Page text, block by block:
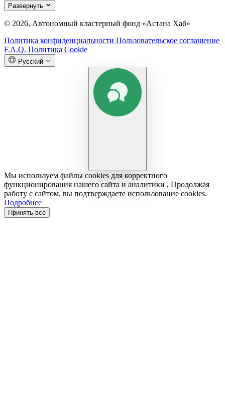
Развернуть
© 2026, Автономный кластерный фонд «Астана Хаб»
Политика конфиденциальности Пользовательское соглашение
F.A.Q. Политика Cookie
Русский
Мы используем файлы cookies для корректного
функционирования нашего сайта и аналитики , Продолжая
работу с сайтом, вы подтверждаете использование cookies.
Подробнее
Принять все